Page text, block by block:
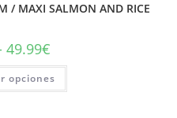
/ MAXI SALMON AND RICE
49.99€
opciones